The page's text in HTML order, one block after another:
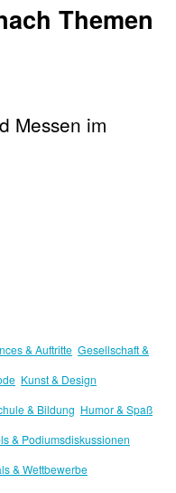
Themen
Messen im
& Auftritte Gesellschaft &
Kunst & Design
& Bildung Humor & Spaß
& Podiumsdiskussionen
& Wettbewerbe